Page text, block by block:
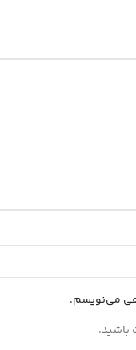
می‌نویسم.
باشید.